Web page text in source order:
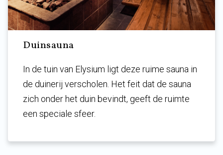
Duinsauna
In de tuin van Elysium ligt deze ruime sauna in
de duinerij verscholen. Het feit dat de sauna
zich onder het duin bevindt, geeft de ruimte
een speciale sfeer.